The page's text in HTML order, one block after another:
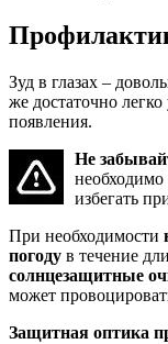
Зуд в глазах –
же достаточно
появления.
Не
избегать
При необходимости
погоду в течение
солнцезащитные
может
Защитная оптика